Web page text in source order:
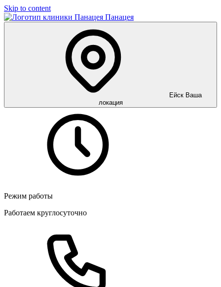
Skip to content
Панацея
Ейск Ваша
локация
Режим работы
Работаем круглосуточно